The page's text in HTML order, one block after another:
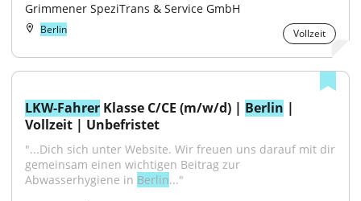
Grimmener SpeziTrans & Service GmbH
Berlin Vollzeit
LKW-Fahrer Klasse C/CE (m/w/d) | Berlin |
Vollzeit | Unbefristet
"...Dich sich unter Website. Wir freuen uns darauf mit dir
gemeinsam einen wichtigen Beitrag zur
Abwasserhygiene in Berlin..."